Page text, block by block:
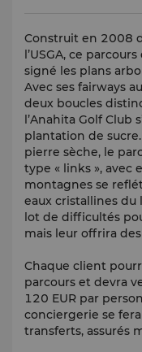
Construit en 2008
l’USGA, ce
signé les plans
Avec ses fairways
deux boucles
l’Anahita Golf Club
plantation de
pierre sèche, le
type « links », avec
montagnes se
eaux cristallines du
lot de difficultés
mais leur offrira
Chaque client
parcours et devra
120 EUR par
conciergerie se
transferts, assurés